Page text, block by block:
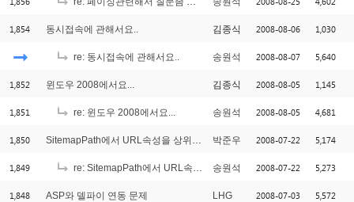
1,854 동시접속에 관해서요.. 김종식 2008-08-06 1,030
re: 동시접속에 관해서요.. 송원석 2008-08-07 5,640
1,852 윈도우 2008에서요... 김종식 2008-08-05 1,145
1,851 re: 윈도우 2008에서요... 송원석 2008-08-05 4,681
1,850 SitemapPath에서 URL속성을 상위Frame으로 지정가능한지..궁금합니다. 박준우 2008-07-22 5,174
1,849 re: SitemapPath에서 URL속성을 상위Frame으로 지정가능한지..궁금합니다. 송원석 2008-07-22 5,273
1,848 ASP와 델파이 연동 문제 LHG 2008-07-03 5,572